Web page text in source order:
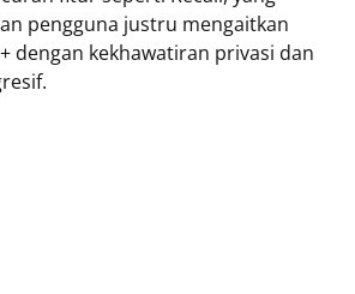
pengguna justru mengaitkan
dengan kekhawatiran privasi dan